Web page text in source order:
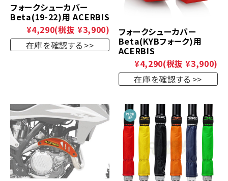
フォークシューカバー
Beta(19-22)用 ACERBIS
¥4,290(税抜 ¥3,900)
在庫を確認する
フォークシューカバー
Beta(KYBフォーク)用
ACERBIS
¥4,290(税抜 ¥3,900)
在庫を確認する